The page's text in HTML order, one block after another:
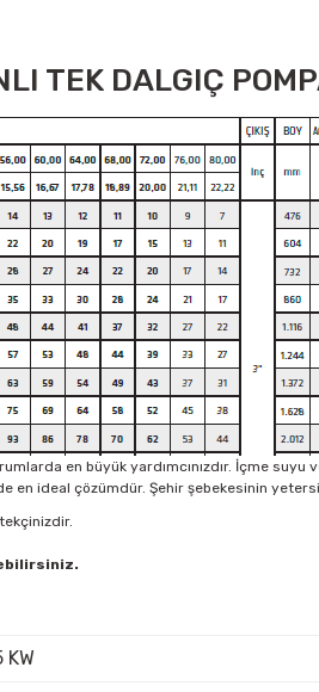
TEK DALGIÇ
en büyük yardımcınızdır. İçme
ideal çözümdür. Şehir şebekesinin
KW